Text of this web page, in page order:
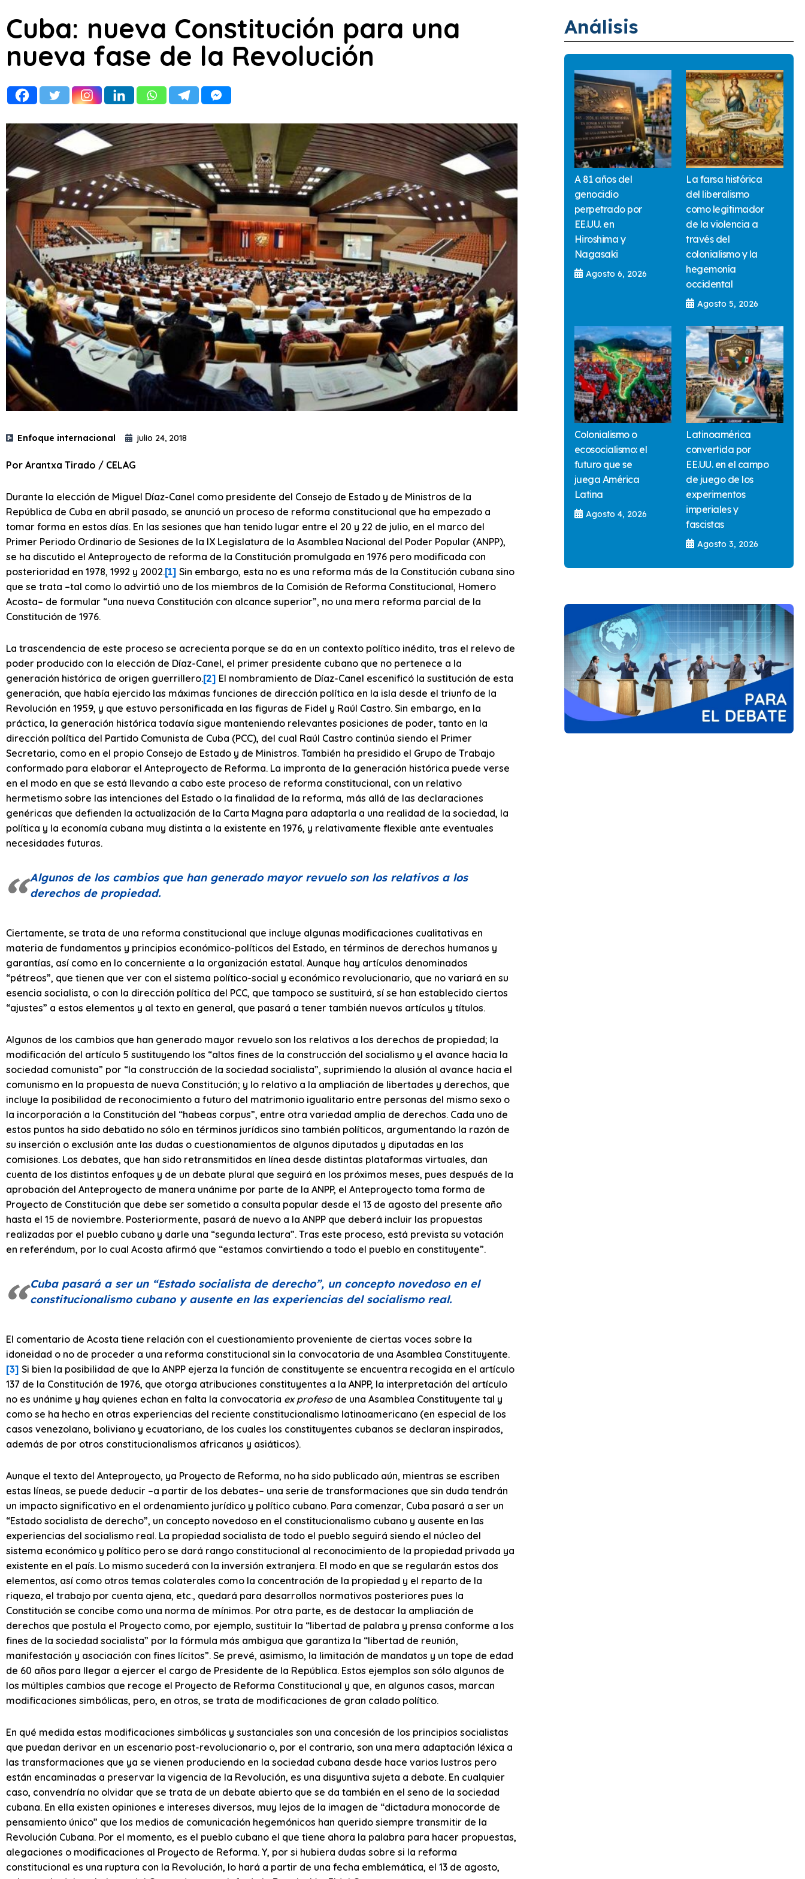
Cuba: nueva Constitución para una
nueva fase de la Revolución
Enfoque internacional julio 24, 2018
Por Arantxa Tirado / CELAG
Durante la elección de Miguel Díaz-Canel como presidente del Consejo de Estado y de Ministros de la
República de Cuba en abril pasado, se anunció un proceso de reforma constitucional que ha empezado a
tomar forma en estos días. En las sesiones que han tenido lugar entre el 20 y 22 de julio, en el marco del
Primer Periodo Ordinario de Sesiones de la IX Legislatura de la Asamblea Nacional del Poder Popular (ANPP),
se ha discutido el Anteproyecto de reforma de la Constitución promulgada en 1976 pero modificada con
posterioridad en 1978, 1992 y 2002.[1] Sin embargo, esta no es una reforma más de la Constitución cubana sino
que se trata –tal como lo advirtió uno de los miembros de la Comisión de Reforma Constitucional, Homero
Acosta– de formular “una nueva Constitución con alcance superior”, no una mera reforma parcial de la
Constitución de 1976.
La trascendencia de este proceso se acrecienta porque se da en un contexto político inédito, tras el relevo de
poder producido con la elección de Díaz-Canel, el primer presidente cubano que no pertenece a la
generación histórica de origen guerrillero.[2] El nombramiento de Díaz-Canel escenificó la sustitución de esta
generación, que había ejercido las máximas funciones de dirección política en la isla desde el triunfo de la
Revolución en 1959, y que estuvo personificada en las figuras de Fidel y Raúl Castro. Sin embargo, en la
práctica, la generación histórica todavía sigue manteniendo relevantes posiciones de poder, tanto en la
dirección política del Partido Comunista de Cuba (PCC), del cual Raúl Castro continúa siendo el Primer
Secretario, como en el propio Consejo de Estado y de Ministros. También ha presidido el Grupo de Trabajo
conformado para elaborar el Anteproyecto de Reforma. La impronta de la generación histórica puede verse
en el modo en que se está llevando a cabo este proceso de reforma constitucional, con un relativo
hermetismo sobre las intenciones del Estado o la finalidad de la reforma, más allá de las declaraciones
genéricas que defienden la actualización de la Carta Magna para adaptarla a una realidad de la sociedad, la
política y la economía cubana muy distinta a la existente en 1976, y relativamente flexible ante eventuales
necesidades futuras.
Algunos de los cambios que han generado mayor revuelo son los relativos a los
derechos de propiedad.
Ciertamente, se trata de una reforma constitucional que incluye algunas modificaciones cualitativas en
materia de fundamentos y principios económico-políticos del Estado, en términos de derechos humanos y
garantías, así como en lo concerniente a la organización estatal. Aunque hay artículos denominados
“pétreos”, que tienen que ver con el sistema político-social y económico revolucionario, que no variará en su
esencia socialista, o con la dirección política del PCC, que tampoco se sustituirá, sí se han establecido ciertos
“ajustes” a estos elementos y al texto en general, que pasará a tener también nuevos artículos y títulos.
Algunos de los cambios que han generado mayor revuelo son los relativos a los derechos de propiedad; la
modificación del artículo 5 sustituyendo los “altos fines de la construcción del socialismo y el avance hacia la
sociedad comunista” por “la construcción de la sociedad socialista”, suprimiendo la alusión al avance hacia el
comunismo en la propuesta de nueva Constitución; y lo relativo a la ampliación de libertades y derechos, que
incluye la posibilidad de reconocimiento a futuro del matrimonio igualitario entre personas del mismo sexo o
la incorporación a la Constitución del “habeas corpus”, entre otra variedad amplia de derechos. Cada uno de
estos puntos ha sido debatido no sólo en términos jurídicos sino también políticos, argumentando la razón de
su inserción o exclusión ante las dudas o cuestionamientos de algunos diputados y diputadas en las
comisiones. Los debates, que han sido retransmitidos en línea desde distintas plataformas virtuales, dan
cuenta de los distintos enfoques y de un debate plural que seguirá en los próximos meses, pues después de la
aprobación del Anteproyecto de manera unánime por parte de la ANPP, el Anteproyecto toma forma de
Proyecto de Constitución que debe ser sometido a consulta popular desde el 13 de agosto del presente año
hasta el 15 de noviembre. Posteriormente, pasará de nuevo a la ANPP que deberá incluir las propuestas
realizadas por el pueblo cubano y darle una “segunda lectura”. Tras este proceso, está prevista su votación
en referéndum, por lo cual Acosta afirmó que “estamos convirtiendo a todo el pueblo en constituyente”.
Cuba pasará a ser un “Estado socialista de derecho”, un concepto novedoso en el
constitucionalismo cubano y ausente en las experiencias del socialismo real.
El comentario de Acosta tiene relación con el cuestionamiento proveniente de ciertas voces sobre la
idoneidad o no de proceder a una reforma constitucional sin la convocatoria de una Asamblea Constituyente.
[3] Si bien la posibilidad de que la ANPP ejerza la función de constituyente se encuentra recogida en el artículo
137 de la Constitución de 1976, que otorga atribuciones constituyentes a la ANPP, la interpretación del artículo
no es unánime y hay quienes echan en falta la convocatoria ex profesode una Asamblea Constituyente tal y
como se ha hecho en otras experiencias del reciente constitucionalismo latinoamericano (en especial de los
casos venezolano, boliviano y ecuatoriano, de los cuales los constituyentes cubanos se declaran inspirados,
además de por otros constitucionalismos africanos y asiáticos).
Aunque el texto del Anteproyecto, ya Proyecto de Reforma, no ha sido publicado aún, mientras se escriben
estas líneas, se puede deducir –a partir de los debates– una serie de transformaciones que sin duda tendrán
un impacto significativo en el ordenamiento jurídico y político cubano. Para comenzar, Cuba pasará a ser un
“Estado socialista de derecho”, un concepto novedoso en el constitucionalismo cubano y ausente en las
experiencias del socialismo real. La propiedad socialista de todo el pueblo seguirá siendo el núcleo del
sistema económico y político pero se dará rango constitucional al reconocimiento de la propiedad privada ya
existente en el país. Lo mismo sucederá con la inversión extranjera. El modo en que se regularán estos dos
elementos, así como otros temas colaterales como la concentración de la propiedad y el reparto de la
riqueza, el trabajo por cuenta ajena, etc., quedará para desarrollos normativos posteriores pues la
Constitución se concibe como una norma de mínimos. Por otra parte, es de destacar la ampliación de
derechos que postula el Proyecto como, por ejemplo, sustituir la “libertad de palabra y prensa conforme a los
fines de la sociedad socialista” por la fórmula más ambigua que garantiza la “libertad de reunión,
manifestación y asociación con fines lícitos”. Se prevé, asimismo, la limitación de mandatos y un tope de edad
de 60 años para llegar a ejercer el cargo de Presidente de la República. Estos ejemplos son sólo algunos de
los múltiples cambios que recoge el Proyecto de Reforma Constitucional y que, en algunos casos, marcan
modificaciones simbólicas, pero, en otros, se trata de modificaciones de gran calado político.
En qué medida estas modificaciones simbólicas y sustanciales son una concesión de los principios socialistas
que puedan derivar en un escenario post-revolucionario o, por el contrario, son una mera adaptación léxica a
las transformaciones que ya se vienen produciendo en la sociedad cubana desde hace varios lustros pero
están encaminadas a preservar la vigencia de la Revolución, es una disyuntiva sujeta a debate. En cualquier
caso, convendría no olvidar que se trata de un debate abierto que se da también en el seno de la sociedad
cubana. En ella existen opiniones e intereses diversos, muy lejos de la imagen de “dictadura monocorde de
pensamiento único” que los medios de comunicación hegemónicos han querido siempre transmitir de la
Revolución Cubana. Por el momento, es el pueblo cubano el que tiene ahora la palabra para hacer propuestas,
alegaciones o modificaciones al Proyecto de Reforma. Y, por si hubiera dudas sobre si la reforma
constitucional es una ruptura con la Revolución, lo hará a partir de una fecha emblemática, el 13 de agosto,
Análisis
A 81 años del
genocidio
perpetrado por
EE.UU. en
Hiroshima y
Nagasaki
Agosto 6, 2026
La farsa histórica
del liberalismo
como legitimador
de la violencia a
través del
colonialismo y la
hegemonía
occidental
Agosto 5, 2026
Colonialismo o
ecosocialismo: el
futuro que se
juega América
Latina
Agosto 4, 2026
Latinoamérica
convertida por
EE.UU. en el campo
de juego de los
experimentos
imperiales y
fascistas
Agosto 3, 2026